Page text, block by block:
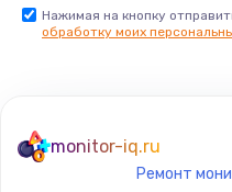
Нажимая на кнопку
обработку моих
monitor-iq.ru
Ремонт